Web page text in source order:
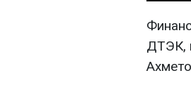
ДТЭК,